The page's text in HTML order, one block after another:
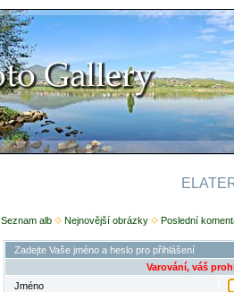
Seznam alb Nejnovější obrázky Poslední
Zadejte Vaše jméno a heslo pro přihlášení
Varování, váš
Jméno